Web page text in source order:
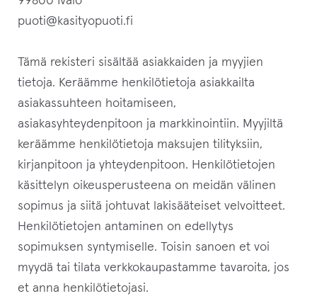
puoti@kasityopuoti.fi
Tämä rekisteri sisältää asiakkaiden ja myyjien
tietoja. Keräämme henkilötietoja asiakkailta
asiakassuhteen hoitamiseen,
asiakasyhteydenpitoon ja markkinointiin. Myyjiltä
keräämme henkilötietoja maksujen tilityksiin,
kirjanpitoon ja yhteydenpitoon. Henkilötietojen
käsittelyn oikeusperusteena on meidän välinen
sopimus ja siitä johtuvat lakisääteiset velvoitteet.
Henkilötietojen antaminen on edellytys
sopimuksen syntymiselle. Toisin sanoen et voi
myydä tai tilata verkkokaupastamme tavaroita, jos
et anna henkilötietojasi.